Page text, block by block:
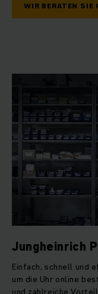
WIR BERATEN SIE
Jungheinrich
Einfach, schnell und
um die Uhr online